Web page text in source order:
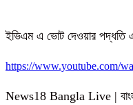
ইভিএম এ ভোট দেওয়ার
https://www.youtube.com/
News18 Bangla Live |